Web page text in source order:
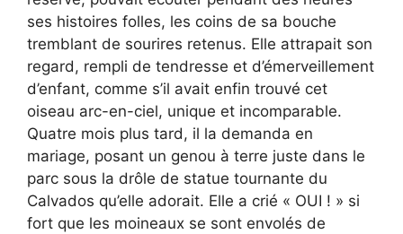
ses histoires folles, les coins de sa bouche
tremblant de sourires retenus. Elle attrapait son
regard, rempli de tendresse et d’émerveillement
d’enfant, comme s’il avait enfin trouvé cet
oiseau arc-en-ciel, unique et incomparable.
Quatre mois plus tard, il la demanda en
mariage, posant un genou à terre juste dans le
parc sous la drôle de statue tournante du
Calvados qu’elle adorait. Elle a crié « OUI ! » si
fort que les moineaux se sont envolés de